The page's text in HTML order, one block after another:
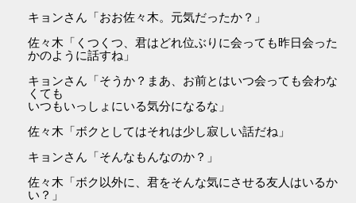
キョンさん「おお佐々木。元気だったか？」
佐々木「くつくつ、君はどれ位ぶりに会っても昨日会った
かのように話すね」
キョンさん「そうか？まあ、お前とはいつ会っても会わな
くても
いつもいっしょにいる気分になるな」
佐々木「ボクとしてはそれは少し寂しい話だね」
キョンさん「そんなもんなのか？」
佐々木「ボク以外に、君をそんな気にさせる友人はいるか
い？」